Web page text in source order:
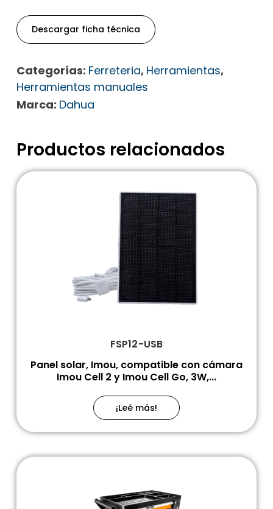
Descargar ficha técnica
Categorías: Ferreteria, Herramientas,
Herramientas manuales
Marca: Dahua
Productos relacionados
FSP12-USB
Panel solar, Imou, compatible con cámara
Imou Cell 2 y Imou Cell Go, 3W,...
¡Leé más!